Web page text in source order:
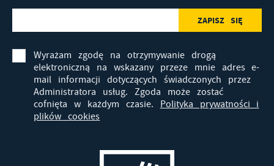
Wyrażam zgodę na otrzymywanie drogą
elektroniczną na wskazany przeze mnie adres e-
mail informacji dotyczących świadczonych przez
Administratora usług. Zgoda może zostać
cofnięta w każdym czasie. Polityka prywatności i
plików cookies